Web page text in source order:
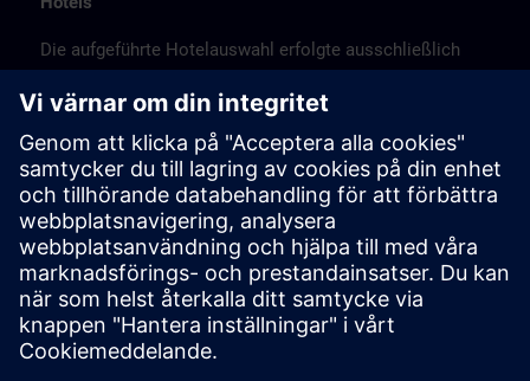
Die aufgeführte Hotelauswahl erfolgte ausschließlich
der günstigen Verkehrsanbindung zum
Veranstaltungsort.
Es handelt sich hierbei nicht um Siemens-
Vertragshotels, daher können wir für die Qualität der
Hotels keine Gewähr übernehmen.
Stornierung
Bitte stornieren Sie schriftlich.